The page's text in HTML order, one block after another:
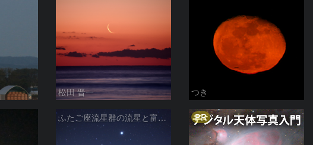
松田 晋一 つき
ふたご座流星群の流星と富士山から昇る月（4分間合成） PR